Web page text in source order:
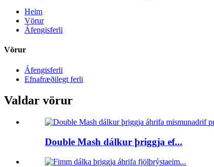
Heim
Vörur
Áfengisferli
Vörur
Áfengisferli
Efnafræðilegt ferli
Valdar vörur
Double Mash dálkur þriggja ef...